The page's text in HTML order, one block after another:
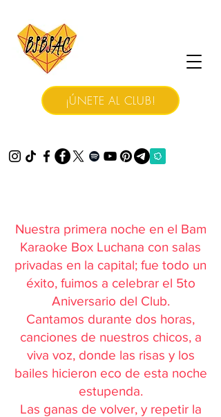
¡ÚNETE AL CLUB!
Nuestra primera noche en el Bam
Karaoke Box Luchana con salas
privadas en la capital; fue todo un
éxito, fuimos a celebrar el 5to
Aniversario del Club.
Cantamos durante dos horas,
canciones de nuestros chicos, a
viva voz, donde las risas y los
bailes hicieron eco de esta noche
estupenda.
Las ganas de volver, y repetir la